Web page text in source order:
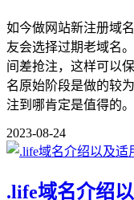
如今做网站新注册域
友会选择过期老域名
间差抢注，这样可以
名原始阶段是做的较
注到哪肯定是值得的
2023-08-24
.life域名介绍